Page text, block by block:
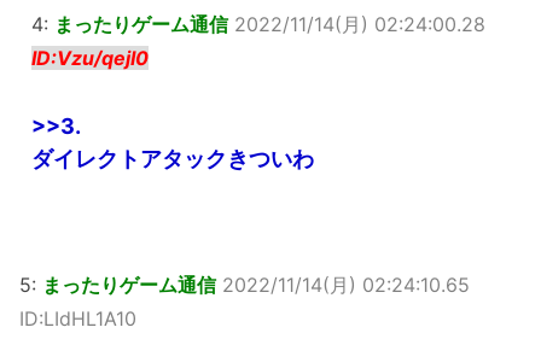
4: まったりゲーム通信 2022/11/14(月) 02:24:00.28
ID:Vzu/qejI0
>>3.
ダイレクトアタックきついわ
5: まったりゲーム通信 2022/11/14(月) 02:24:10.65
ID:LIdHL1A10